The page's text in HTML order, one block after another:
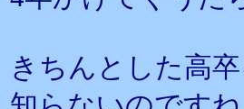
きちんとした高